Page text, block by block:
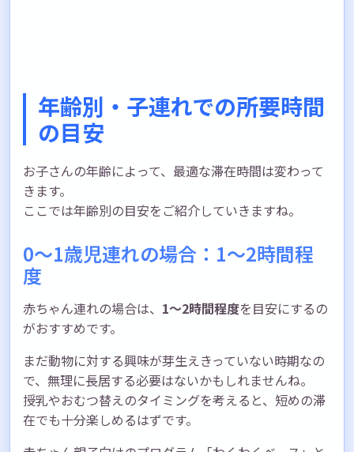
年齢別・子連れでの所要時間
の目安
お子さんの年齢によって、最適な滞在時間は変わって
きます。
ここでは年齢別の目安をご紹介していきますね。
0〜1歳児連れの場合：1〜2時間程
度
赤ちゃん連れの場合は、 1〜2時間程度を目安にするの
がおすすめです。
まだ動物に対する興味が芽生えきっていない時期なの
で、無理に長居する必要はないかもしれませんね。
授乳やおむつ替えのタイミングを考えると、短めの滞
在でも十分楽しめるはずです。